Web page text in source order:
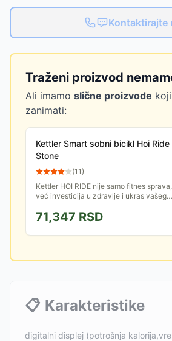
Kontaktirajte
Traženi proizvod
Ali imamo slične proizvode
zanimati:
Kettler Smart sobni bicikl Hoi Ride
Stone
(11)
Kettler HOI RIDE nije samo fitnes sprava,
već investicija u zdravlje i ukras vašeg
kompromise između...
71,347 RSD
📋 Karakteristike
digitalni displej (potrošnja